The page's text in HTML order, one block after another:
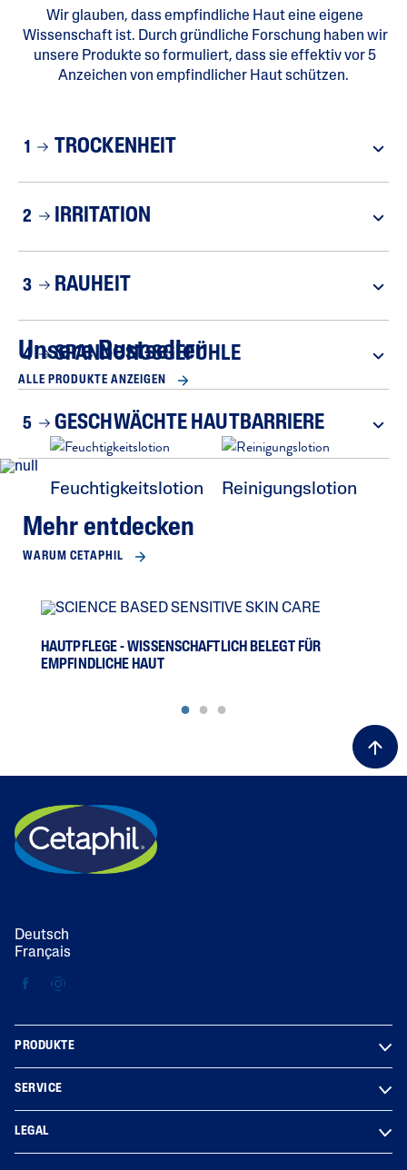
Wir glauben, dass empfindliche Haut eine eigene
Wissenschaft ist. Durch gründliche Forschung haben wir
unsere Produkte so formuliert, dass sie effektiv vor 5
Anzeichen von empfindlicher Haut schützen.
1 TROCKENHEIT
2 IRRITATION
3 RAUHEIT
4 SPANNUNGSGEFÜHLE
5 GESCHWÄCHTE HAUTBARRIERE
Unsere Bestseller
ALLE PRODUKTE ANZEIGEN
Feuchtigkeitslotion Reinigungslotion
Mehr entdecken
WARUM CETAPHIL
HAUTPFLEGE - WISSENSCHAFTLICH BELEGT FÜR
EMPFINDLICHE HAUT
Deutsch
Français
PRODUKTE
SERVICE
LEGAL